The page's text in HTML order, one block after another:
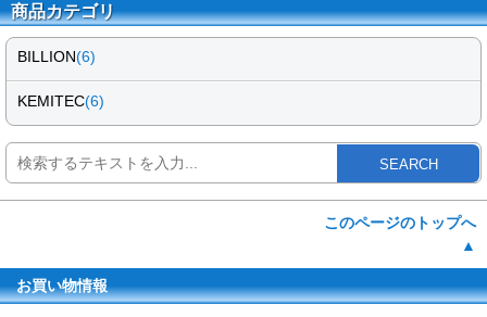
商品カテゴリ
BILLION(6)
KEMITEC(6)
SEARCH
このページのトップへ
▲
お買い物情報